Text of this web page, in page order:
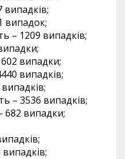
випадків;
випадок;
– 1209 випадків;
випадки;
випадків;
– 3536 випадків;
682 випадки;